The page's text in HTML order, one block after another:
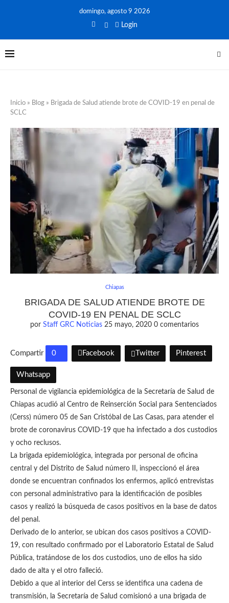
domingo, agosto 9 2026
Login
Inicio » Blog » Brigada de Salud atiende brote de COVID-19 en penal de
SCLC
Chiapas
BRIGADA DE SALUD ATIENDE BROTE DE
COVID-19 EN PENAL DE SCLC
por Staff GRC Noticias 25 mayo, 2020 0 comentarios
Compartir 0 Facebook Twitter Pinterest
Whatsapp
Personal de vigilancia epidemiológica de la Secretaría de Salud de
Chiapas acudió al Centro de Reinserción Social para Sentenciados
(Cerss) número 05 de San Cristóbal de Las Casas, para atender el
brote de coronavirus COVID-19 que ha infectado a dos custodios
y ocho reclusos.
La brigada epidemiológica, integrada por personal de oficina
central y del Distrito de Salud número II, inspeccionó el área
donde se encuentran confinados los enfermos, aplicó entrevistas
con personal administrativo para la identificación de posibles
casos y realizó la búsqueda de casos positivos en la base de datos
del penal.
Derivado de lo anterior, se ubican dos casos positivos a COVID-
19, con resultado confirmado por el Laboratorio Estatal de Salud
Pública, tratándose de los dos custodios, uno de ellos ha sido
dado de alta y el otro falleció.
Debido a que al interior del Cerss se identifica una cadena de
transmisión, la Secretaría de Salud comisionó a una brigada de